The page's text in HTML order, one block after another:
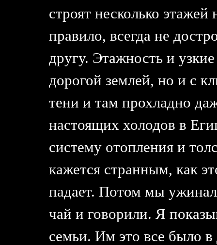
строят несколько
правило, всегда не
другу. Этажность и
дорогой землей, но и с
тени и там прохладно
настоящих холодов в
систему отопления и
кажется странным, как
падает. Потом мы
чай и говорили. Я
семьи. Им это все было